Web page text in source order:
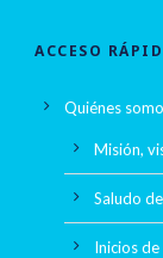
ACCESO
Quiénes
Misión,
Saludo
Inicios de